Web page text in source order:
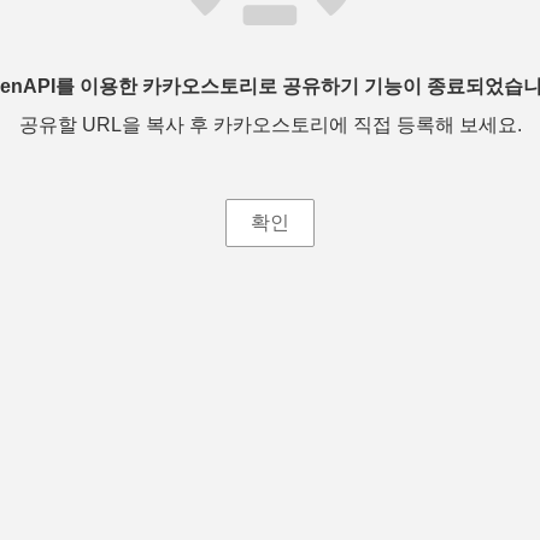
를 이용한 카카오스토리로 공유하기 기능이 종료되었습
공유할 URL을 복사 후 카카오스토리에 직접 등록해 보세요.
확인